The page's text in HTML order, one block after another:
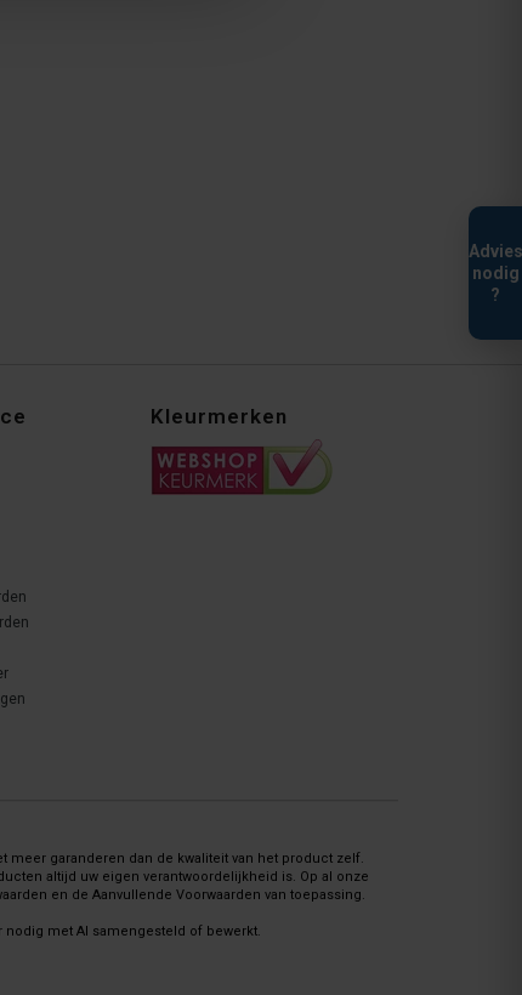
Advies
nodig
?
Kleurmerken
meer garanderen dan de kwaliteit van het product zelf.
altijd uw eigen verantwoordelijkheid is. Op al onze
en de Aanvullende Voorwaarden van toepassing.
met AI samengesteld of bewerkt.